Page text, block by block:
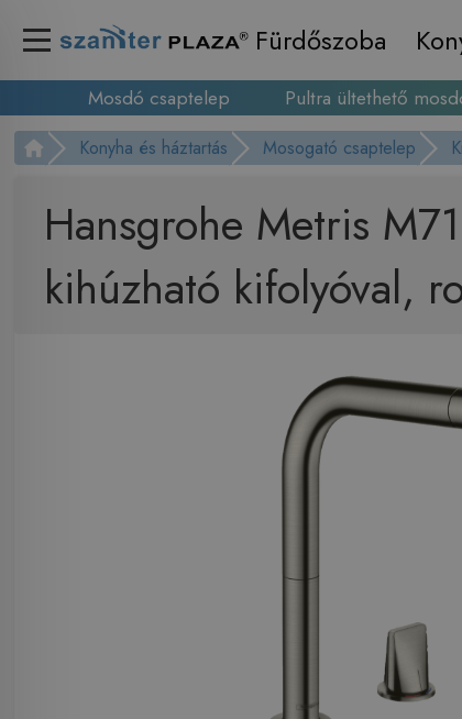
Fürdőszoba
Mosdó csaptelep Pultra ültethető
Konyha és háztartás Mosogató csaptelep
Hansgrohe Metris
kihúzható kifolyóval,